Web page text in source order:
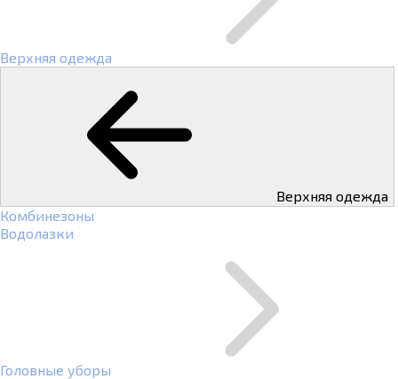
Верхняя одежда
Верхняя одежда
Комбинезоны
Водолазки
Головные уборы